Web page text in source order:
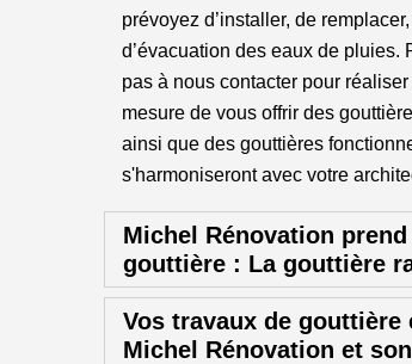
prévoyez d’installer, de
d’évacuation des eaux de pluies.
pas à nous contacter pour
mesure de vous offrir des
ainsi que des gouttières
s'harmoniseront avec votre
Michel Rénovation
gouttière : La gouttière
Vos travaux de gouttière
Michel Rénovation et